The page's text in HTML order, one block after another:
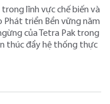
trong lĩnh vực chế biến và
Phát triển Bền vững năm
của Tetra Pak trong
thúc đẩy hệ thống thực